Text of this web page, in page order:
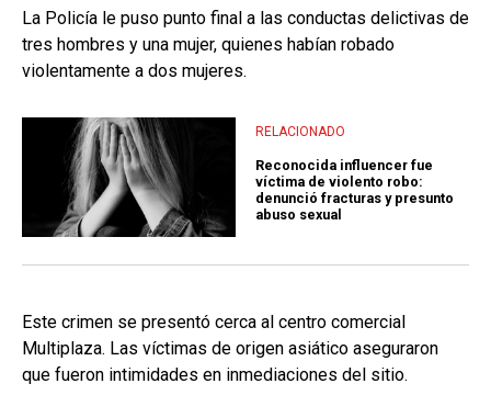
La Policía le puso punto final a las conductas delictivas de
tres hombres y una mujer, quienes habían robado
violentamente a dos mujeres.
RELACIONADO
Reconocida influencer fue
víctima de violento robo:
denunció fracturas y presunto
abuso sexual
Este crimen se presentó cerca al centro comercial
Multiplaza. Las víctimas de origen asiático aseguraron
que fueron intimidades en inmediaciones del sitio.